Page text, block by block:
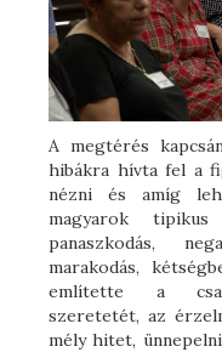
A megtérés
hibákra hívta fel a
nézni és amíg
magyarok
panaszkodás,
marakodás,
említette a
szeretetét, az
mély hitet,